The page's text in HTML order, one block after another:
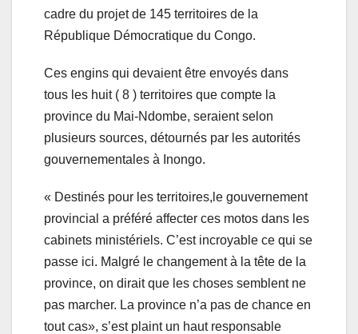
cadre du projet de 145 territoires de la
République Démocratique du Congo.
Ces engins qui devaient être envoyés dans
tous les huit ( 8 ) territoires que compte la
province du Mai-Ndombe, seraient selon
plusieurs sources, détournés par les autorités
gouvernementales à Inongo.
« Destinés pour les territoires,le gouvernement
provincial a préféré affecter ces motos dans les
cabinets ministériels. C’est incroyable ce qui se
passe ici. Malgré le changement à la tête de la
province, on dirait que les choses semblent ne
pas marcher. La province n’a pas de chance en
tout cas», s’est plaint un haut responsable